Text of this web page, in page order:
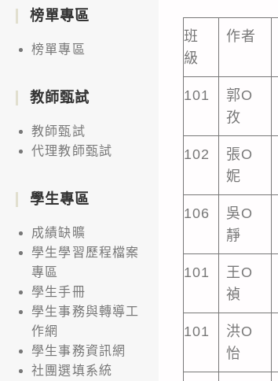
班
級
作者
101
郭O
孜
102
張O
妮
106
吳O
靜
101
王O
禎
101
洪O
怡
榜單專區
榜單專區
教師甄試
教師甄試
代理教師甄試
學生專區
成績缺曠
學生學習歷程檔案
專區
學生手冊
學生事務與轉導工
作網
學生事務資訊網
社團選填系統